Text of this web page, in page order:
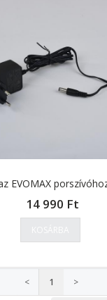
EVOMAX
14 990 Ft
< 1 >